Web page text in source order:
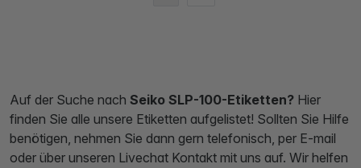
Auf der Suche nach Seiko SLP-100-Etiketten? Hier
finden Sie alle unsere Etiketten aufgelistet! Sollten Sie Hilfe
benötigen, nehmen Sie dann gern telefonisch, per E-mail
oder über unseren Livechat Kontakt mit uns auf. Wir helfen